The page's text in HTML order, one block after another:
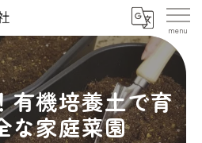
有機培養土で育
な家庭菜園